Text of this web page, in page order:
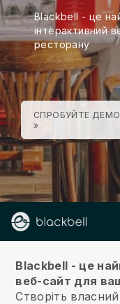
Blackbell - це
інтерактивний
ресторану
СПРОБУЙТЕ
»
Blackbell - це
веб-сайт для
Створіть